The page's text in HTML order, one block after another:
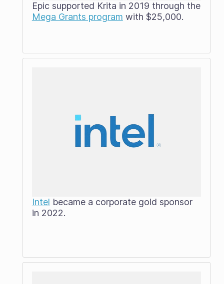
Epic supported Krita in 2019 through the
Mega Grants program with $25,000.
Intel became a corporate gold sponsor
in 2022.